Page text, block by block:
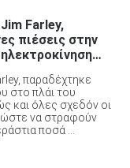
Farley,
πιέσεις στην
παραδέχτηκε
στο πλάι του
και όλες σχεδόν οι
,ώστε να στραφούν
ποσά ...